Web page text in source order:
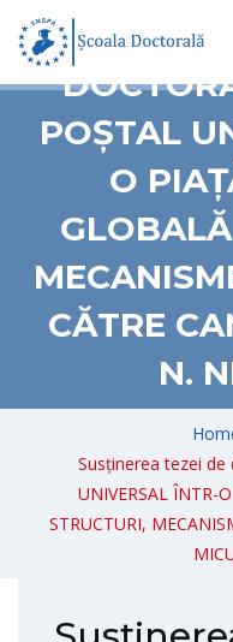
POȘTAL
O
CĂTRE
N.
Susținerea tezei de
UNIVERSAL ÎNTR-
STRUCTURI,